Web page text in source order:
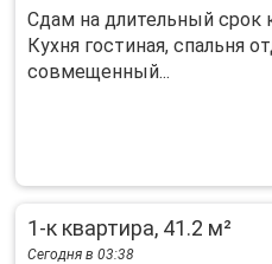
Сдам на длительный срок
Кухня гостиная, спальня
совмещенный...
1-к квартира, 41.2 м²
Сегодня в 03:38